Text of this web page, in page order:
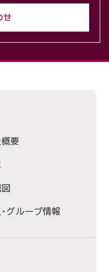
せ
要
グループ情報